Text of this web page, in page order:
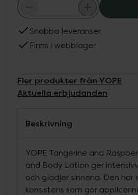
Snabba leveranser
Finns i webblager
Fler produkter från YOPE
Aktuella erbjudanden
Beskrivning
YOPE Tangerine and
and Body Lotion ger
och glädjer sinnena. Den
konsistens som gör